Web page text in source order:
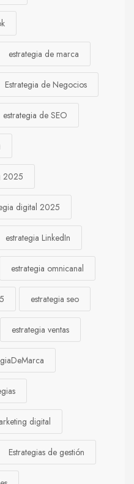
estrategia de marca
Estrategia de Negocios
estrategia de SEO
2025
digital 2025
estrategia LinkedIn
estrategia omnicanal
estrategia seo
estrategia ventas
digital
Estrategias de gestión